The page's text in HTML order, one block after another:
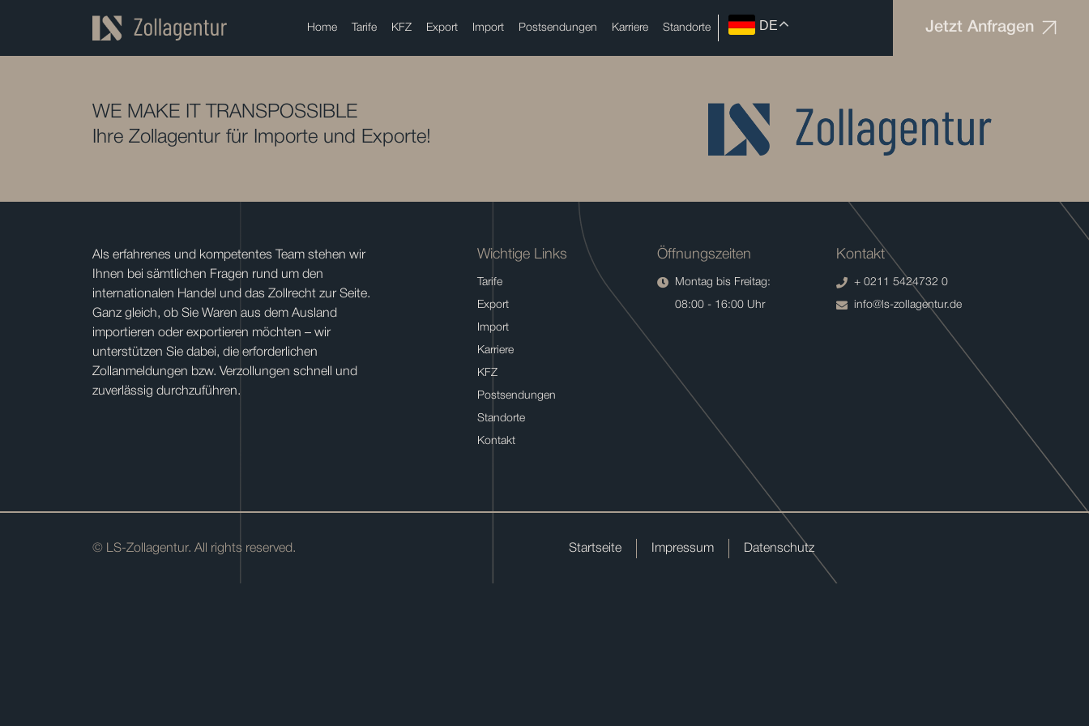
Home Tarife KFZ Export Import Postsendungen Karriere Standorte DE Jetzt Anfragen
WE MAKE IT TRANSPOSSIBLE
Ihre Zollagentur für Importe und Exporte!
Als erfahrenes und kompetentes Team stehen wir
Ihnen bei sämtlichen Fragen rund um den
internationalen Handel und das Zollrecht zur Seite.
Ganz gleich, ob Sie Waren aus dem Ausland
importieren oder exportieren möchten – wir
unterstützen Sie dabei, die erforderlichen
Zollanmeldungen bzw. Verzollungen schnell und
zuverlässig durchzuführen.
Wichtige Links
Tarife
Export
Import
Karriere
KFZ
Postsendungen
Standorte
Kontakt
Öffnungszeiten
Montag bis Freitag:
08:00 - 16:00 Uhr
Kontakt
+ 0211 5424732 0
info@ls-zollagentur.de
© LS-Zollagentur. All rights reserved. Startseite Impressum Datenschutz